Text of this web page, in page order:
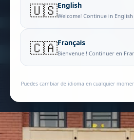
🇺🇸English
Welcome! Continue in English
🇨🇦Français
Bienvenue ! Continuer en
Puedes cambiar de idioma en cualquier